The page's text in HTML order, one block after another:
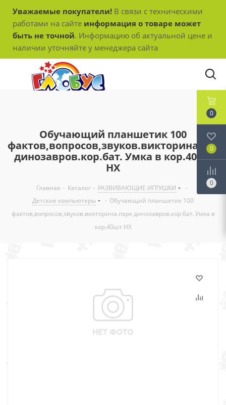
Уважаемые покупатели! В связи с техническими
работами на сайте информация о товаре может
быть не точной. Информацию об актуальной цене и
наличии уточняйте у менеджера сайта
Обучающий планшетик 100
фактов,вопросов,звуков.викторина.парк
динозавров.кор.бат. Умка в кор.40шт
HX
Главная - Каталог - РАЗВИВАЮЩИЕ ИГРУШКИ
-
Детские компьютеры
- Обучающий планшетик 100
фактов,вопросов,звуков.викторина.парк динозавров.кор.бат. Умка в
кор.40шт HX
0
0
0